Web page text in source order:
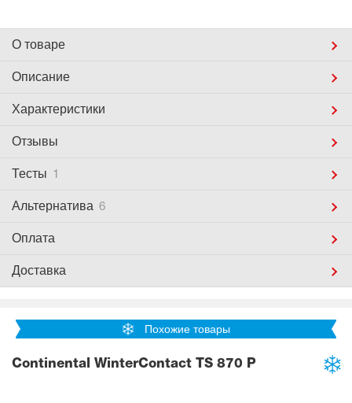
О товаре
Описание
Характеристики
Отзывы
Тесты 1
Альтернатива 6
Оплата
Доставка
Похожие товары
Continental WinterContact TS 870 P